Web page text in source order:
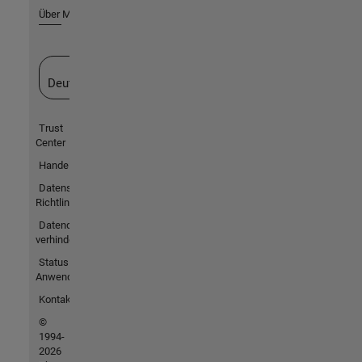
Über MathWorks
Deutschland
Trust
Center
Handelsmarken
Datenschutz-
Richtlinien
Datendiebstahl
verhindern
Status von
Anwendungen
Kontakt
©
1994-
2026